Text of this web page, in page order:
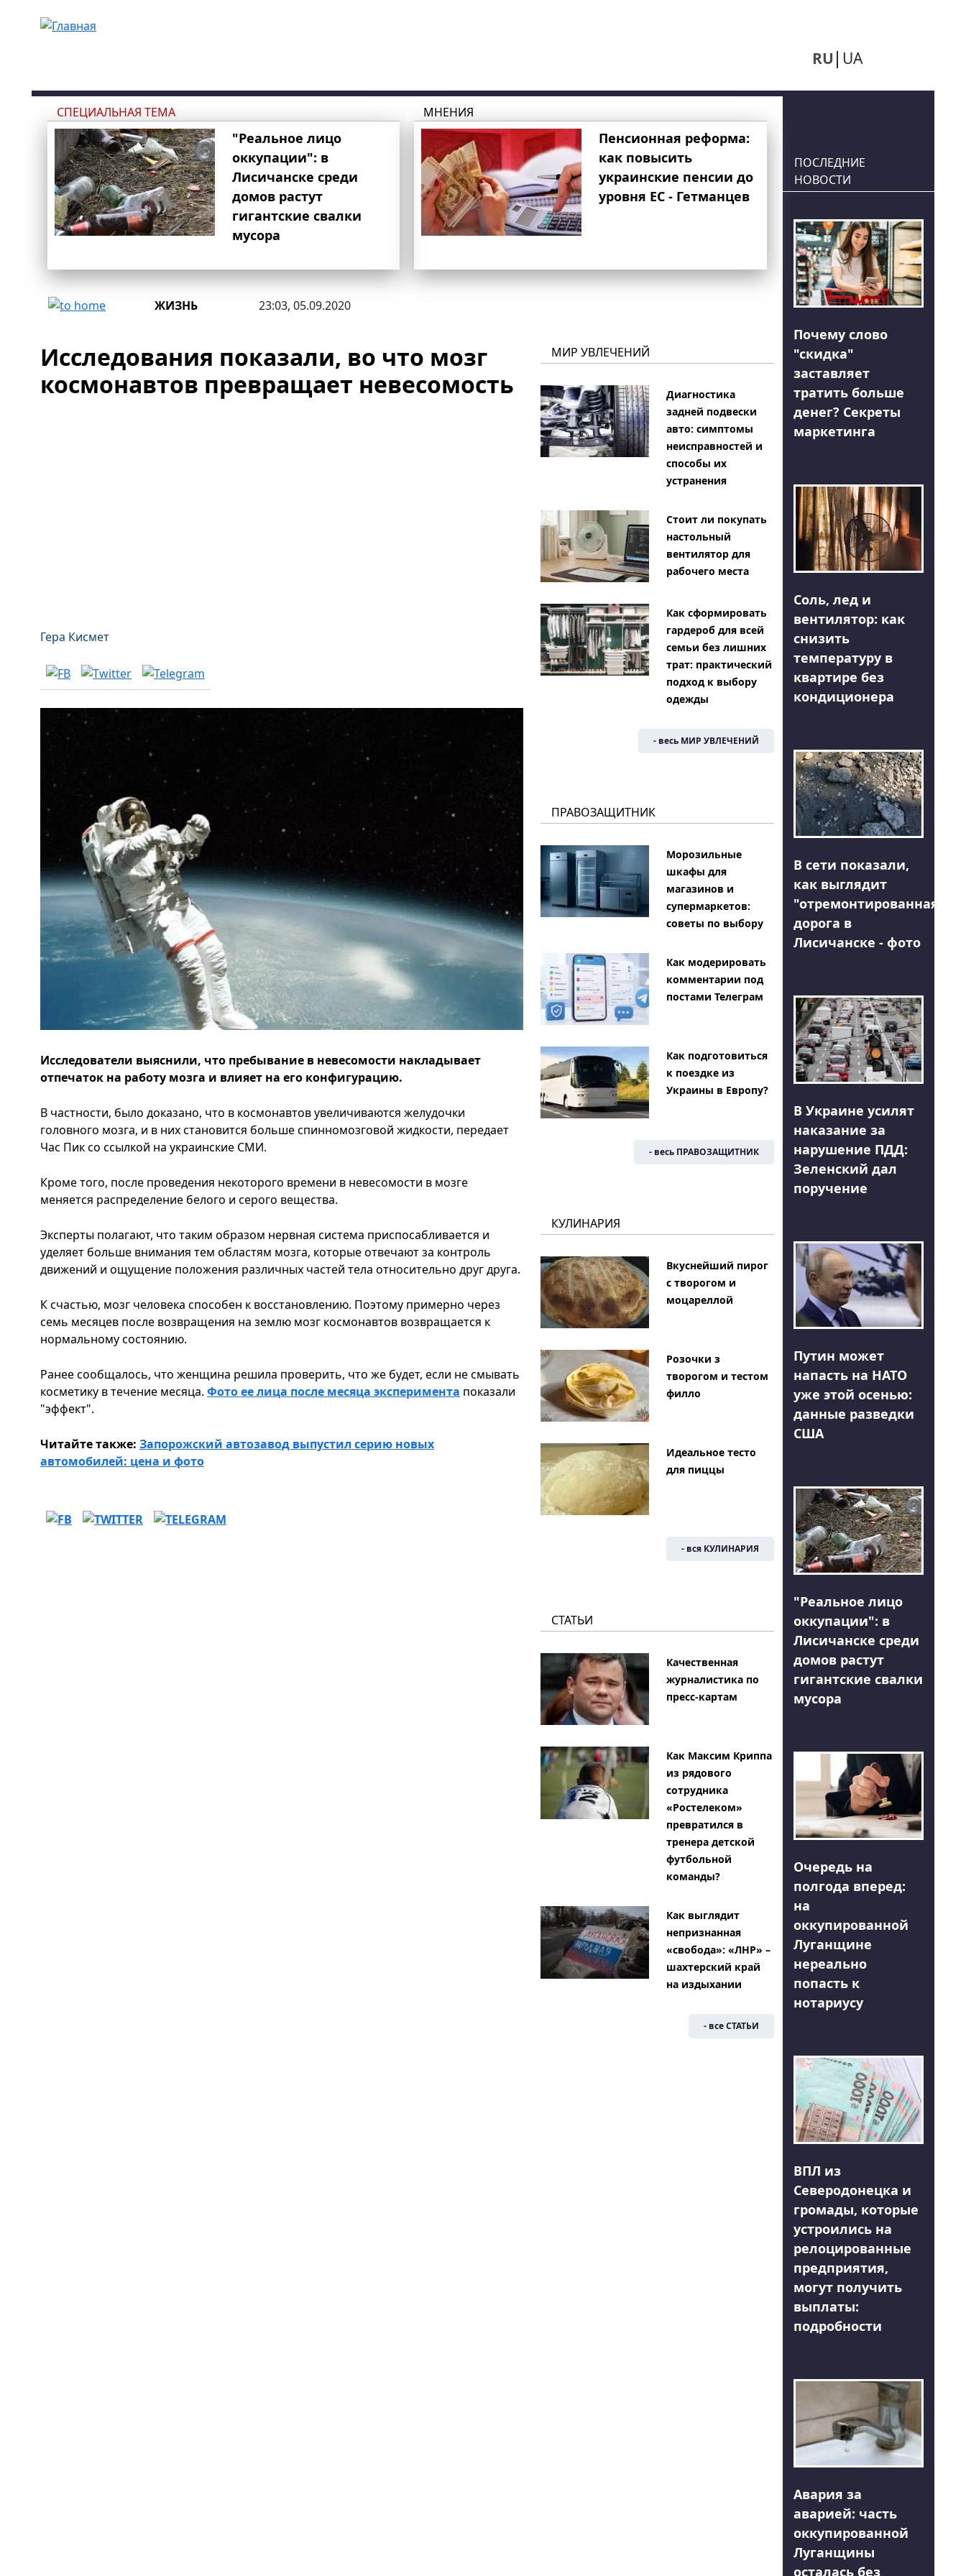
RU UA
СПЕЦИАЛЬНАЯ ТЕМА
"Реальное лицо
оккупации": в
Лисичанске среди
домов растут
гигантские свалки
мусора
МНЕНИЯ
Пенсионная реформа:
как повысить
украинские пенсии до
уровня ЕС - Гетманцев
ЖИЗНЬ 23:03, 05.09.2020
Исследования показали, во что мозг
космонавтов превращает невесомость
Гера Кисмет
Исследователи выяснили, что пребывание в невесомости накладывает
отпечаток на работу мозга и влияет на его конфигурацию.
В частности, было доказано, что в космонавтов увеличиваются желудочки
головного мозга, и в них становится больше спинномозговой жидкости, передает
Час Пик со ссылкой на украинские СМИ.
Кроме того, после проведения некоторого времени в невесомости в мозге
меняется распределение белого и серого вещества.
Эксперты полагают, что таким образом нервная система приспосабливается и
уделяет больше внимания тем областям мозга, которые отвечают за контроль
движений и ощущение положения различных частей тела относительно друг друга.
К счастью, мозг человека способен к восстановлению. Поэтому примерно через
семь месяцев после возвращения на землю мозг космонавтов возвращается к
нормальному состоянию.
Ранее сообщалось, что женщина решила проверить, что же будет, если не смывать
косметику в течение месяца. Фото ее лица после месяца эксперимента показали
"эффект".
Читайте также: Запорожский автозавод выпустил серию новых
автомобилей: цена и фото
МИР УВЛЕЧЕНИЙ
Диагностика
задней подвески
авто: симптомы
неисправностей и
способы их
устранения
Стоит ли покупать
настольный
вентилятор для
рабочего места
Как сформировать
гардероб для всей
семьи без лишних
трат: практический
подход к выбору
одежды
- весь МИР УВЛЕЧЕНИЙ
ПРАВОЗАЩИТНИК
Морозильные
шкафы для
магазинов и
супермаркетов:
советы по выбору
Как модерировать
комментарии под
постами Телеграм
Как подготовиться
к поездке из
Украины в Европу?
- весь ПРАВОЗАЩИТНИК
КУЛИНАРИЯ
Вкуснейший пирог
с творогом и
моцареллой
Розочки з
творогом и тестом
филло
Идеальное тесто
для пиццы
- вся КУЛИНАРИЯ
СТАТЬИ
Качественная
журналистика по
пресс-картам
Как Максим Криппа
из рядового
сотрудника
«Ростелеком»
превратился в
тренера детской
футбольной
команды?
Как выглядит
непризнанная
«свобода»: «ЛНР» –
шахтерский край
на издыхании
- все СТАТЬИ
ПОСЛЕДНИЕ
НОВОСТИ
Почему слово
"скидка"
заставляет
тратить больше
денег? Секреты
маркетинга
Соль, лед и
вентилятор: как
снизить
температуру в
квартире без
кондиционера
В сети показали,
как выглядит
"отремонтированная"
дорога в
Лисичанске - фото
В Украине усилят
наказание за
нарушение ПДД:
Зеленский дал
поручение
Путин может
напасть на НАТО
уже этой осенью:
данные разведки
США
"Реальное лицо
оккупации": в
Лисичанске среди
домов растут
гигантские свалки
мусора
Очередь на
полгода вперед:
на
оккупированной
Луганщине
нереально
попасть к
нотариусу
ВПЛ из
Северодонецка и
громады, которые
устроились на
релоцированные
предприятия,
могут получить
выплаты:
подробности
Авария за
аварией: часть
оккупированной
Луганщины
осталась без